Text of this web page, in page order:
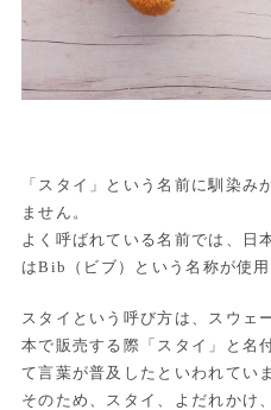
「スタイ」という名前に馴染み
ません。
よく呼ばれている名前では、日
はBib（ビブ）という名称が使用
スタイという呼び方は、スウェ
本で販売する際「スタイ」と名
て言葉が普及したといわれてい
そのため、スタイ、よだれかけ